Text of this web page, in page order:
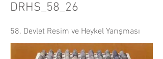
DRHS_58_26
58. Devlet Resim ve Heykel Yarışması